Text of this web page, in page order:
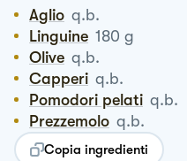
Aglio q.b.
Linguine 180 g
Olive q.b.
Capperi q.b.
Pomodori pelati q.b.
Prezzemolo q.b.
Copia ingredienti